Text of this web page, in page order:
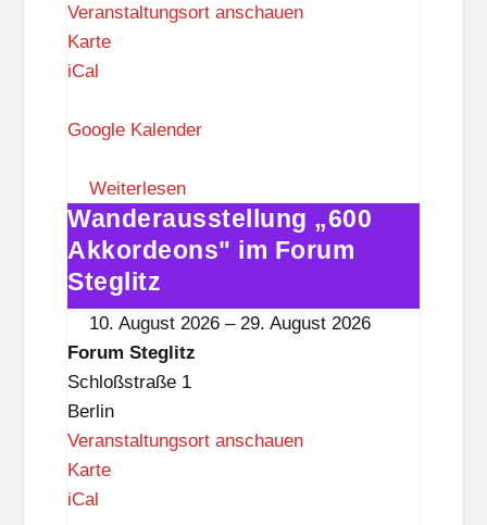
Veranstaltungsort anschauen
KarteF
u
S
t
e
g
l
i
t
z
iCal
Google Kalender
Weiterlesen
Wanderausstellung
„600
Akkordeons"
im
Forum
Steglitz
Wanderausstellung „600
Akkordeons" im Forum
Steglitz
10. August 2026 –29. August 2026
Forum Steglitz
Schloßstraße 1
Berlin
Veranstaltungsort anschauen
KarteF
iCal